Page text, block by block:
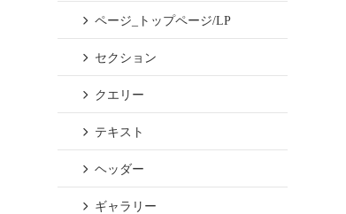
ページ_トップページ/LP
セクション
クエリー
テキスト
ヘッダー
ギャラリー